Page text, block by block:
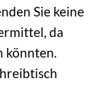
Sie keine
da
könnten.